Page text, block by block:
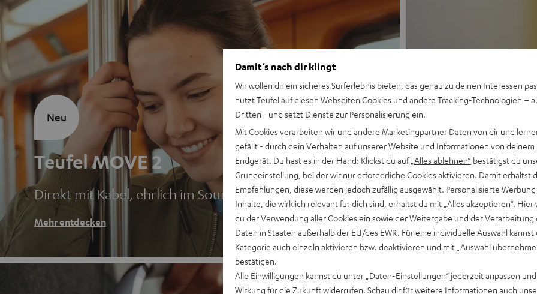
Teufel MOVE 2
Direkt mit Kabel, ehrlich im Sound
Mehr entdecken
Neu
MOTIV®
Stil trifft Sound
Mehr entdecken
Damit‘s nach dir klingt
Wir wollen dir ein sicheres Surferlebnis bieten, das genau zu deinen Interessen
nutzt Teufel auf diesen Webseiten Cookies und andere Tracking-Technologien –
Dritten - und setzt Dienste zur Personalisierung ein.
Mit Cookies verarbeiten wir und andere Marketingpartner Daten von dir und
gefällt - durch dein Verhalten auf unserer Website und Informationen von deinem
Endgerät. Du hast es in der Hand: Klickst du auf „Alles ablehnen“ bestätigst du
Grundeinstellung, bei der wir nur erforderliche Cookies aktivieren. Damit erhältst
Empfehlungen, diese werden jedoch zufällig ausgewählt. Personalisierte
Inhalte, die wirklich relevant für dich sind, erhältst du mit „Alles akzeptieren“. Hier
du der Verwendung aller Cookies ein sowie der Weitergabe und der Verarbeitung
Daten in Staaten außerhalb der EU/des EWR. Für eine individuelle Auswahl kannst
Kategorie auch einzeln aktivieren bzw. deaktivieren und mit „Auswahl
bestätigen.
Alle Einwilligungen kannst du unter „Daten-Einstellungen“ jederzeit anpassen
Wirkung für die Zukunft widerrufen. Schau dir für weitere Informationen auch